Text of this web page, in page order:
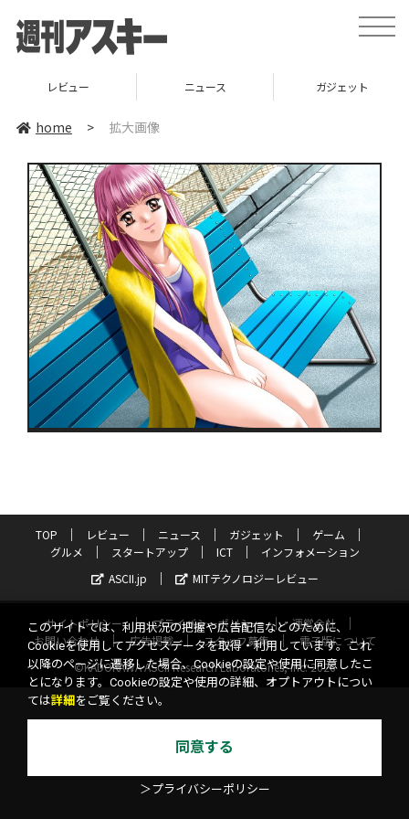
toggle
レビュー ニュース ガジェット
home > 拡大画像
TOP レビュー ニュース ガジェット
ゲーム
グルメ
スタートアップ ICT
インフォメーション
ASCII.jp
MITテクノロジーレビュー
サイトポリシー プライバシーポリシー
運営会社
お問い合わせ
広告掲載 スタッフ募集
電子版について
©KADOKAWA ASCII Research Laboratories, Inc. 2026
このサイトでは、利用状況の把握や広告配信などのために、
Cookieを使用してアクセスデータを取得・利用しています。これ
以降のページに遷移した場合、Cookieの設定や使用に同意したこ
とになります。Cookieの設定や使用の詳細、オプトアウトについ
ては詳細 をご覧ください。
同意する
＞プライバシーポリシー